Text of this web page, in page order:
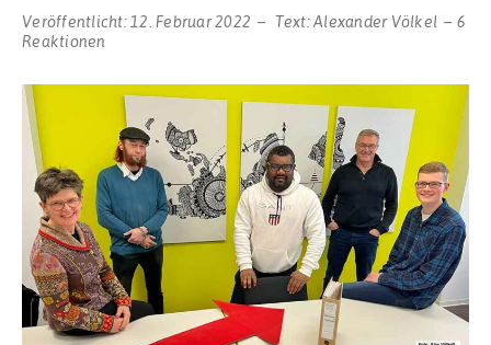
Veröffentlicht: 12. Februar 2022 Text:Alexander Völkel
6
Reaktionen